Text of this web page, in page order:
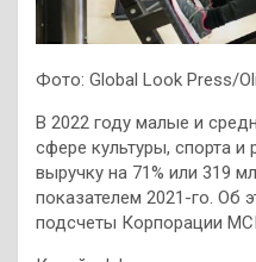
Фото: Global Look Press/
В 2022 году малые и
сфере культуры, спорта и
выручку на 71% или 319
показателем 2021-го. Об
подсчеты Корпорации